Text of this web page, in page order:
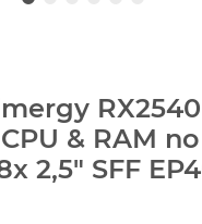
& RAM
2,5" SFF